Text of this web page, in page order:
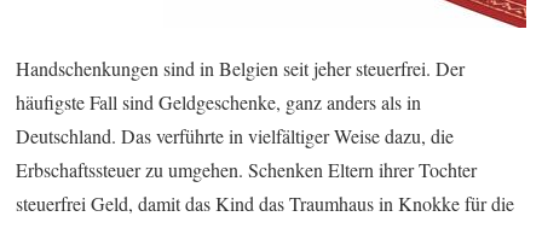
Handschenkungen sind in Belgien seit jeher steuerfrei. Der
häufigste Fall sind Geldgeschenke, ganz anders als in
Deutschland. Das verführte in vielfältiger Weise dazu, die
Erbschaftssteuer zu umgehen. Schenken Eltern ihrer Tochter
steuerfrei Geld, damit das Kind das Traumhaus in Knokke für die